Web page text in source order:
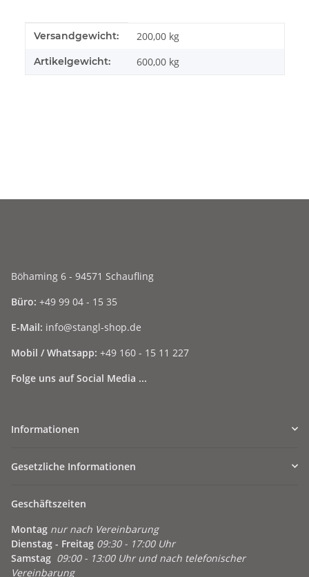
Produkteigenschaft
Wert
Versandgewicht: 200,00 kg
Artikelgewicht: 600,00 kg
Böhaming 6 - 94571 Schaufling
Büro: +49 99 04 - 15 35
E-Mail: info@stangl-shop.de
Mobil / Whatsapp: +49 160 - 15 11 227
Folge uns auf Social Media ...
Informationen
Gesetzliche Informationen
Geschäftszeiten
Montag nur nach Vereinbarung
Dienstag - Freitag 09:30 - 17:00 Uhr
Samstag 09:00 - 13:00 Uhr und nach telefonischer
Vereinbarung